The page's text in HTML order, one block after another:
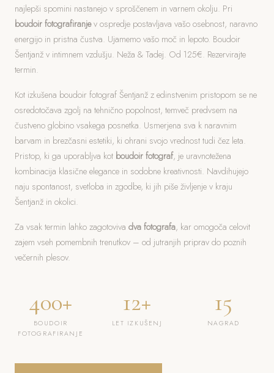
najlepši spomini nastanejo v sproščenem in varnem okolju. Pri
boudoir fotografiranjev ospredje postavljava vašo osebnost, naravno
energijo in pristna čustva. Ujamemo vašo moč in lepoto. Boudoir
Šentjanž v intimnem vzdušju. Neža & Tadej. Od 125€. Rezervirajte
termin.
Kot izkušena boudoir fotograf Šentjanž z edinstvenim pristopom se ne
osredotočava zgolj na tehnično popolnost, temveč predvsem na
čustveno globino vsakega posnetka. Usmerjena sva k naravnim
barvam in brezčasni estetiki, ki ohrani svojo vrednost tudi čez leta.
Pristop, ki ga uporabljva kot boudoir fotograf, je uravnotežena
kombinacija klasične elegance in sodobne kreativnosti. Navdihujejo
naju spontanost, svetloba in zgodbe, ki jih piše življenje v kraju
Šentjanž in okolici.
Za vsak termin lahko zagotoviva dva fotografa, kar omogoča celovit
zajem vseh pomembnih trenutkov – od jutranjih priprav do poznih
večernih plesov.
400+
BOUDOIR
FOTOGRAFIRANJE
12+
LET IZKUŠENJ
15
NAGRAD